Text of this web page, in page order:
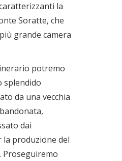
la
Soratte, che
grande camera
potremo
splendido
da una vecchia
dai
la produzione del
Proseguiremo